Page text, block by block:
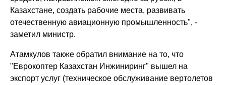
Казахстане, создать рабочие места, развивать
отечественную авиационную промышленность", -
заметил министр.
Атамкулов также обратил внимание на то, что
"Еврокоптер Казахстан Инжиниринг" вышел на
экспорт услуг (техническое обслуживание вертолетов